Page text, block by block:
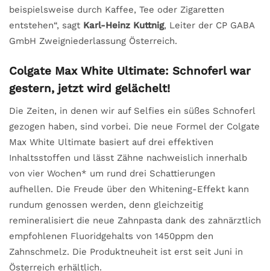
beispielsweise durch Kaffee, Tee oder Zigaretten
entstehen“, sagt Karl-Heinz Kuttnig, Leiter der CP GABA
GmbH Zweigniederlassung Österreich.
Colgate Max White Ultimate: Schnoferl war
gestern, jetzt wird gelächelt!
Die Zeiten, in denen wir auf Selfies ein süßes Schnoferl
gezogen haben, sind vorbei. Die neue Formel der Colgate
Max White Ultimate basiert auf drei effektiven
Inhaltsstoffen und lässt Zähne nachweislich innerhalb
von vier Wochen* um rund drei Schattierungen
aufhellen. Die Freude über den Whitening-Effekt kann
rundum genossen werden, denn gleichzeitig
remineralisiert die neue Zahnpasta dank des zahnärztlich
empfohlenen Fluoridgehalts von 1450ppm den
Zahnschmelz. Die Produktneuheit ist erst seit Juni in
Österreich erhältlich.